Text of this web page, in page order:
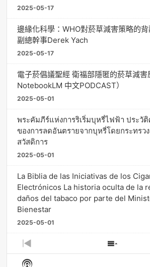
2025-05-17
邊緣化科學：WHO對菸草減害策略的
副總幹事Derek Yach
2025-05-17
電子菸倡議聖經 衛福部隱匿的菸草減
NotebookLM 中文PODCAST）
2025-05-01
พระคัมภีร์แห่งการริเริ่มบุหรี่ไฟฟ้า ประวั
ของการลดอันตรายจากบุหรี่โดยกระทรว
สวัสดิการ
2025-05-01
La Biblia de las Iniciativas de los
Electrónicos La historia oculta de la
daños del tabaco por parte del
Bienestar
2025-05-01
Previous
Episode
Show
Show